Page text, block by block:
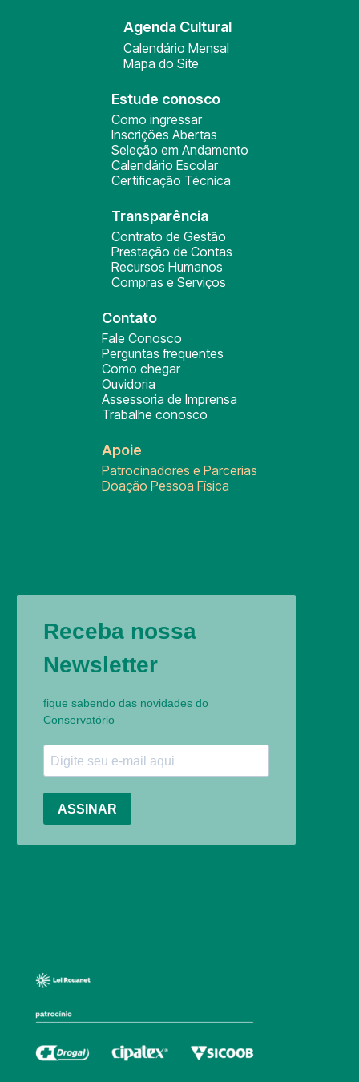
Agenda Cultural
Calendário Mensal
Mapa do Site
Estude conosco
Como ingressar
Inscrições Abertas
Seleção em Andamento
Calendário Escolar
Certificação Técnica
Transparência
Contrato de Gestão
Prestação de Contas
Recursos Humanos
Compras e Serviços
Contato
Fale Conosco
Perguntas frequentes
Como chegar
Ouvidoria
Assessoria de Imprensa
Trabalhe conosco
Apoie
Patrocinadores e Parcerias
Doação Pessoa Física